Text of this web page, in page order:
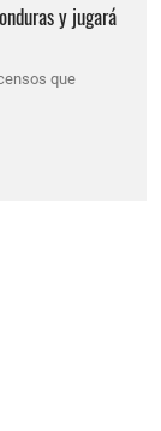
y jugará
que